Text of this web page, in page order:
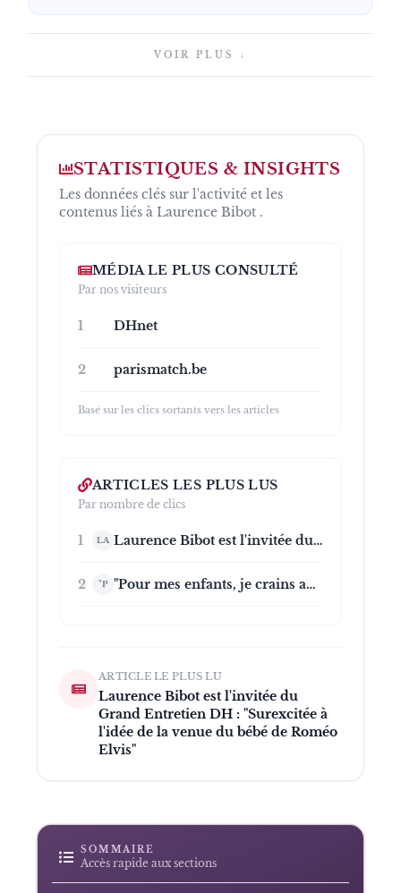
VOIR PLUS ↓
STATISTIQUES & INSIGHTS
Les données clés sur l'activité et les
contenus liés à Laurence Bibot .
MÉDIA LE PLUS CONSULTÉ
Par nos visiteurs
1 DHnet
2 parismatch.be
Basé sur les clics sortants vers les articles
ARTICLES LES PLUS LUS
Par nombre de clics
1 LA Laurence Bibot est l'invitée du Grand Entretien DH : "Surexcitée à l'idée de la venue du bébé de Roméo Elvis"
2 "P "Pour mes enfants, je crains autant l'hypra-succès que l'hypra-échec": confidences de Laurence Bibot sur ses enfants-stars et "Bobonne", qui cartonne
ARTICLE LE PLUS LU
Laurence Bibot est l'invitée du
Grand Entretien DH : "Surexcitée à
l'idée de la venue du bébé de Roméo
Elvis"
SOMMAIRE
Accès rapide aux sections